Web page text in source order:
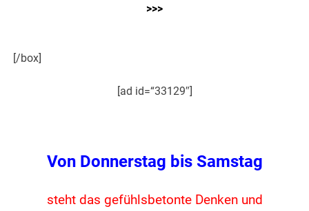
>>>
[/box]
[ad id=“33129″]
Von Donnerstag bis Samstag
steht das gefühlsbetonte Denken und